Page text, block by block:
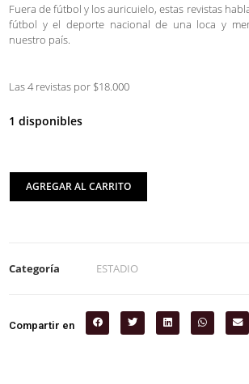
Fuera de fútbol y los auricuielo, estas revistas
fútbol y el deporte nacional de una loca y
nuestro país.
Las 4 revistas por $18.000
1 disponibles
AGREGAR AL CARRITO
Categoría ESTADIO
Compartir en